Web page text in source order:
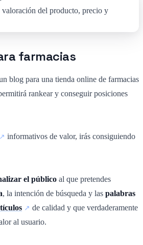
farmacias
blog para una tienda online de farmacias
rankear y conseguir posiciones
informativos de valor, irás consiguiendo
el público al que pretendes
, la intención de búsqueda y las palabras
de calidad y que verdaderamente
al usuario.